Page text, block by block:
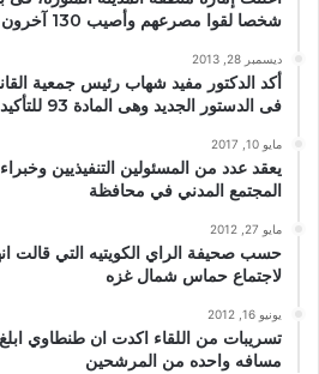
شخصا لقوا مصرعهم وأصيب 130 آخرون باختناقات إثر
ديسمبر 28, 2013
أكد الدكتور مفيد شهاب رئيس جمعية
فى الدستور الجديد وهى المادة 93 للتأكيد على احترام مصر
مايو 10, 2017
يعقد عدد من المسئولين التنفيذيين
المجتمع المدني في محافظة
مايو 27, 2012
حسب صحيفة الراي الكويتيه التي قالت
لاجتماع حماس شمال غزه
يونيو 16, 2012
تسريبات من اللقاء اكدت ان طنطاوي
مسافه واحده من المرشحين